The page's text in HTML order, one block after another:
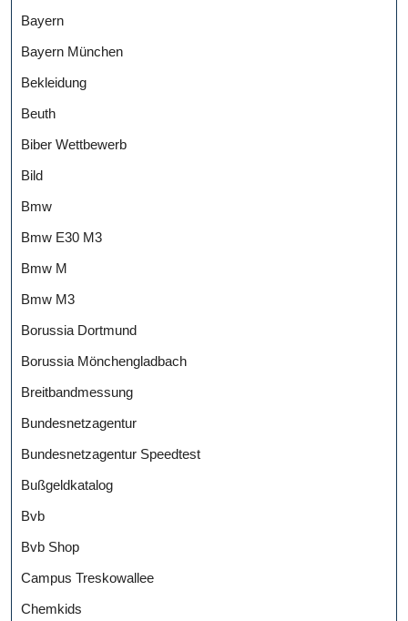
Bayern
Bayern München
Bekleidung
Beuth
Biber Wettbewerb
Bild
Bmw
Bmw E30 M3
Bmw M
Bmw M3
Borussia Dortmund
Borussia Mönchengladbach
Breitbandmessung
Bundesnetzagentur
Bundesnetzagentur Speedtest
Bußgeldkatalog
Bvb
Bvb Shop
Campus Treskowallee
Chemkids